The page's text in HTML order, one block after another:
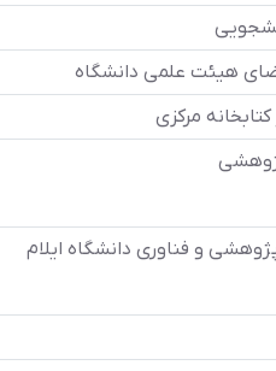
هیئت علمی دانشگاه
مرکزی
و فناوری دانشگاه ایلام